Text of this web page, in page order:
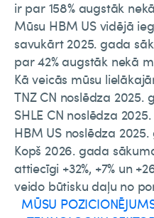
ir par 158% augstāk
Mūsu HBM US vidējā
savukārt 2025. gada
par 42% augstāk nekā
Kā veicās mūsu
TNZ CN noslēdza 2025.
SHLE CN noslēdza
HBM US noslēdza 2025.
Kopš 2026. gada
attiecīgi +32%, +7% un
veido būtisku daļu no
MŪSU